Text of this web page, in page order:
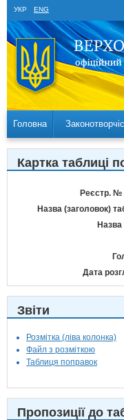
УКР ENG
Головна
Картка таблиці
Реєстр. №
Назва (заголовок)
Назва
Дата
Звіти
Розмітка (ліва колонка)
Файл з розміткою
Таблиця поправок
Пропозиції до